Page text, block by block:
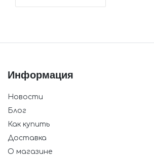
Информация
Новости
Блог
Как купить
Доставка
О магазине